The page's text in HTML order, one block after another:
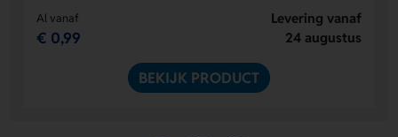
Al vanaf
€ 0,99
Levering vanaf
24 augustus
BEKIJK PRODUCT